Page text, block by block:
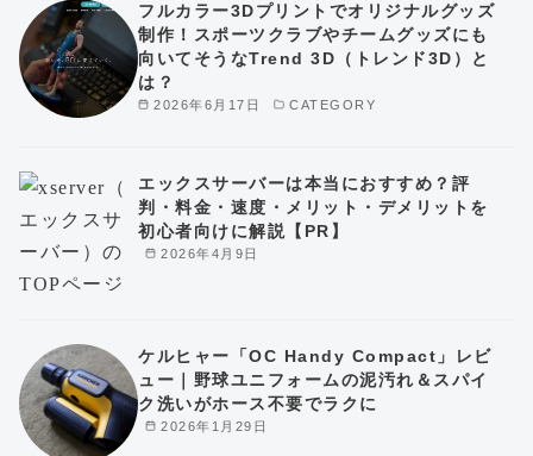
2026年6月17日 CATEGORY
フルカラー3Dプリントでオリジナルグッズ
制作！スポーツクラブやチームグッズにも
向いてそうなTrend 3D（トレンド3D）と
は？
2026年4月9日
エックスサーバーは本当におすすめ？評
判・料金・速度・メリット・デメリットを
初心者向けに解説【PR】
2026年1月29日
ケルヒャー「OC Handy Compact」レビ
ュー｜野球ユニフォームの泥汚れ＆スパイ
ク洗いがホース不要でラクに